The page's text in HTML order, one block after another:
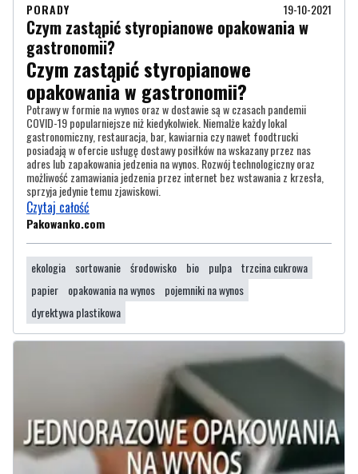
PORADY 19-10-2021
Czym zastąpić styropianowe opakowania w
gastronomii?
Czym zastąpić styropianowe
opakowania w gastronomii?
Potrawy w formie na wynos oraz w dostawie są w czasach pandemii
COVID-19 popularniejsze niż kiedykolwiek. Niemalże każdy lokal
gastronomiczny, restauracja, bar, kawiarnia czy nawet foodtrucki
posiadają w ofercie usługę dostawy posiłków na wskazany przez nas
adres lub zapakowania jedzenia na wynos. Rozwój technologiczny oraz
możliwość zamawiania jedzenia przez internet bez wstawania z krzesła,
sprzyja jedynie temu zjawiskowi.
Czytaj całość
Pakowanko.com
ekologia sortowanie środowisko bio pulpa trzcina cukrowa
papier
opakowania na wynos
pojemniki na wynos
dyrektywa plastikowa